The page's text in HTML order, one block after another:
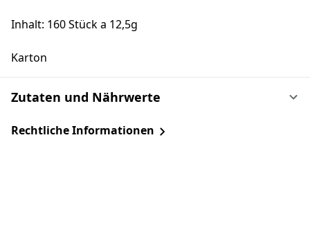
Inhalt: 160 Stück a 12,5g
Karton
Zutaten und Nährwerte
Rechtliche Informationen